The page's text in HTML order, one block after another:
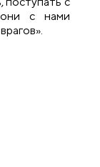
с нами